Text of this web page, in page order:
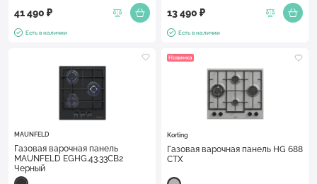
41 490 ₽
Есть в наличии
13 490 ₽
Есть в наличии
MAUNFELD
Газовая варочная панель
MAUNFELD EGHG.43.33CB2
Черный
Новинка
Korting
Газовая варочная панель HG 688
CTX